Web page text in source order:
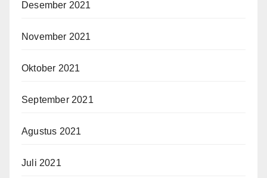
Desember 2021
November 2021
Oktober 2021
September 2021
Agustus 2021
Juli 2021